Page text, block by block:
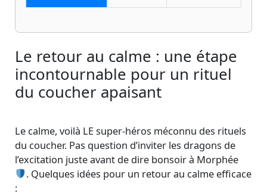
Le retour au calme : une étape
incontournable pour un rituel
du coucher apaisant
Le calme, voilà LE super-héros méconnu des rituels
du coucher. Pas question d’inviter les dragons de
l’excitation juste avant de dire bonsoir à Morphée
. Quelques idées pour un retour au calme efficace
: